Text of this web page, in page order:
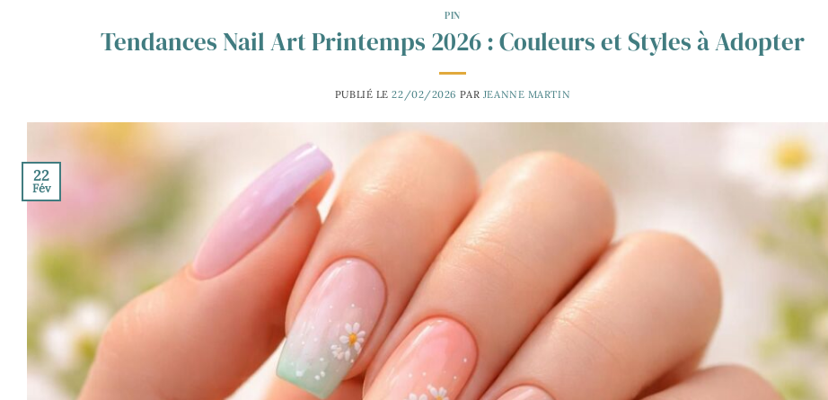
PIN
Tendances Nail Art Printemps 2026 : Couleurs et Styles à Adopter
PUBLIÉ LE22/02/2026 PAR JEANNE MARTIN
22
Fév